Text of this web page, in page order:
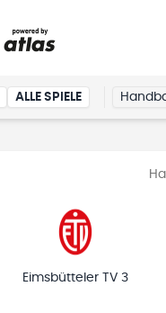
ALLE SPIELE
Eimsbütteler TV 3